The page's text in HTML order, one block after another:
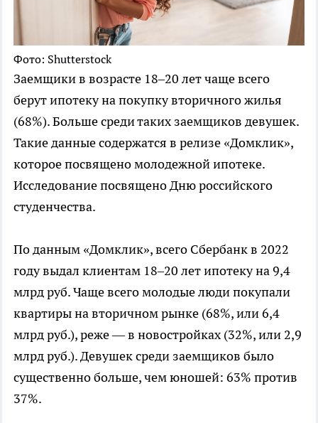
Фото: Shutterstock
Заемщики в возрасте 18–20 лет чаще всего
берут ипотеку на покупку вторичного жилья
(68%). Больше среди таких заемщиков девушек.
Такие данные содержатся в релизе «Домклик»,
которое посвящено молодежной ипотеке.
Исследование посвящено Дню российского
студенчества.
По данным «Домклик», всего Сбербанк в 2022
году выдал клиентам 18–20 лет ипотеку на 9,4
млрд руб. Чаще всего молодые люди покупали
квартиры на вторичном рынке (68%, или 6,4
млрд руб.), реже — в новостройках (32%, или 2,9
млрд руб.). Девушек среди заемщиков было
существенно больше, чем юношей: 63% против
37%.